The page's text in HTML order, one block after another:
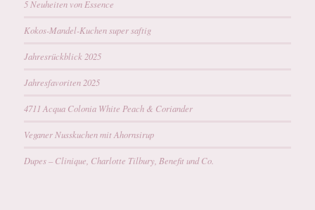
5 Neuheiten von Essence
Kokos-Mandel-Kuchen super saftig
Jahresrückblick 2025
Jahresfavoriten 2025
4711 Acqua Colonia White Peach & Coriander
Veganer Nusskuchen mit Ahornsirup
Dupes – Clinique, Charlotte Tilbury, Benefit und Co.